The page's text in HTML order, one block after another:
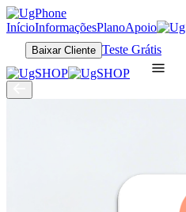
InícioInformaçõesPlanoApoio
Baixar Cliente Teste Grátis